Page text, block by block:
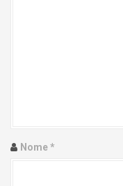
i Nome*